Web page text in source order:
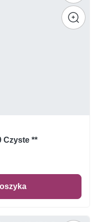
Czyste **